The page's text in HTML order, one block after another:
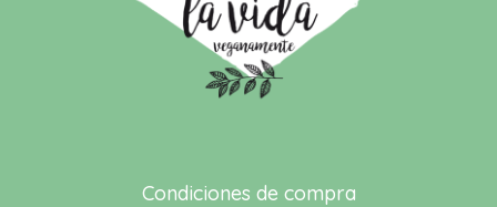
Condiciones de compra